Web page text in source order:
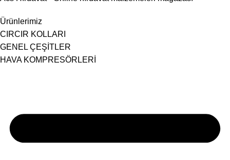
Ürünlerimiz
CIRCIR KOLLARI
GENEL ÇEŞİTLER
HAVA KOMPRESÖRLERİ